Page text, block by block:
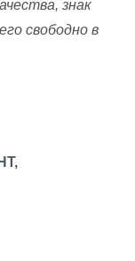
знак
свободно в